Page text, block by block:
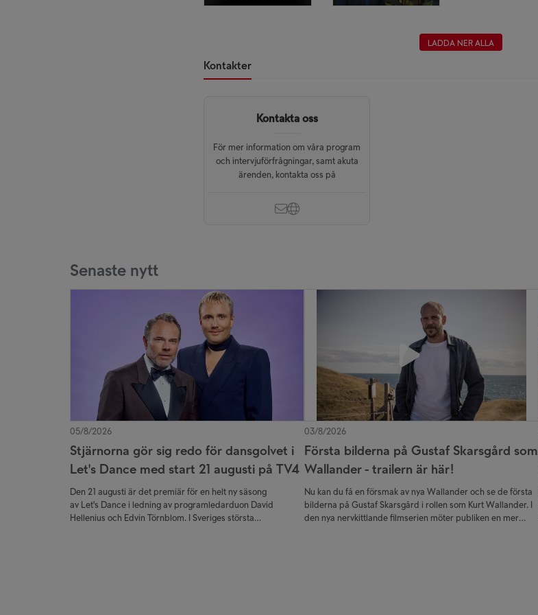
LADDA NER ALLA
Kontakter
Kontakta oss
För mer information om våra program
och intervjuförfrågningar, samt akuta
ärenden, kontakta oss på
Senaste nytt
05/8/2026
Stjärnorna gör sig redo för dansgolvet i
Let's Dance med start 21 augusti på TV4
Den 21 augusti är det premiär för en helt ny säsong
av Let's Dance i ledning av programledarduon David
Hellenius och Edvin Törnblom. I Sveriges största
03/8/2026
Första bilderna på Gustaf Skarsgård som
Wallander - trailern är här!
Nu kan du få en försmak av nya Wallander och se de första
bilderna på Gustaf Skarsgård i rollen som Kurt Wallander. I
den nya nervkittlande filmserien möter publiken en mer